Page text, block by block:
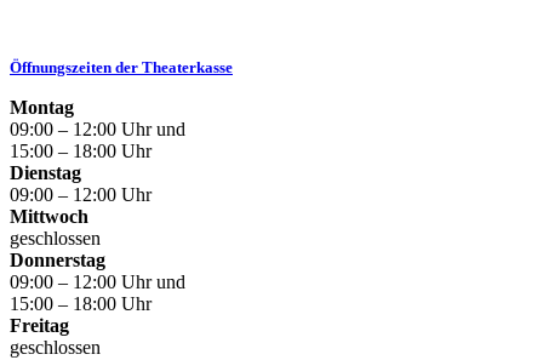
Öffnungszeiten der Theaterkasse
Montag
09:00 – 12:00 Uhr und
15:00 – 18:00 Uhr
Dienstag
09:00 – 12:00 Uhr
Mittwoch
geschlossen
Donnerstag
09:00 – 12:00 Uhr und
15:00 – 18:00 Uhr
Freitag
geschlossen